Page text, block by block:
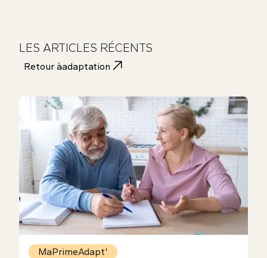
LES ARTICLES RÉCENTS
Retour àadaptation
MaPrimeAdapt'